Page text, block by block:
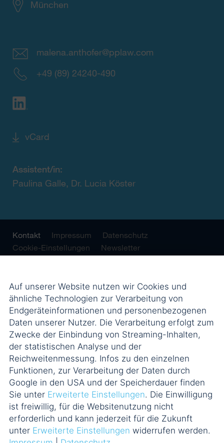
München
malena.anthofer@pplaw.com
+49 (89) 24240-490
vCard
Assistent/in:
Paulina Galle, Dr. Lucia Köster
Kontakt Impressum
Datenschutz
Cookie-Einstellungen
Newsletter
Auf unserer Website nutzen wir Cookies und
ähnliche Technologien zur Verarbeitung von
Endgeräteinformationen und personenbezogenen
Daten unserer Nutzer. Die Verarbeitung erfolgt zum
Zwecke der Einbindung von Streaming-Inhalten,
der statistischen Analyse und der
Reichweitenmessung. Infos zu den einzelnen
Funktionen, zur Verarbeitung der Daten durch
Google in den USA und der Speicherdauer finden
Sie unter Erweiterte Einstellungen. Die Einwilligung
ist freiwillig, für die Websitenutzung nicht
erforderlich und kann jederzeit für die Zukunft
unter Erweiterte Einstellungen widerrufen werden.